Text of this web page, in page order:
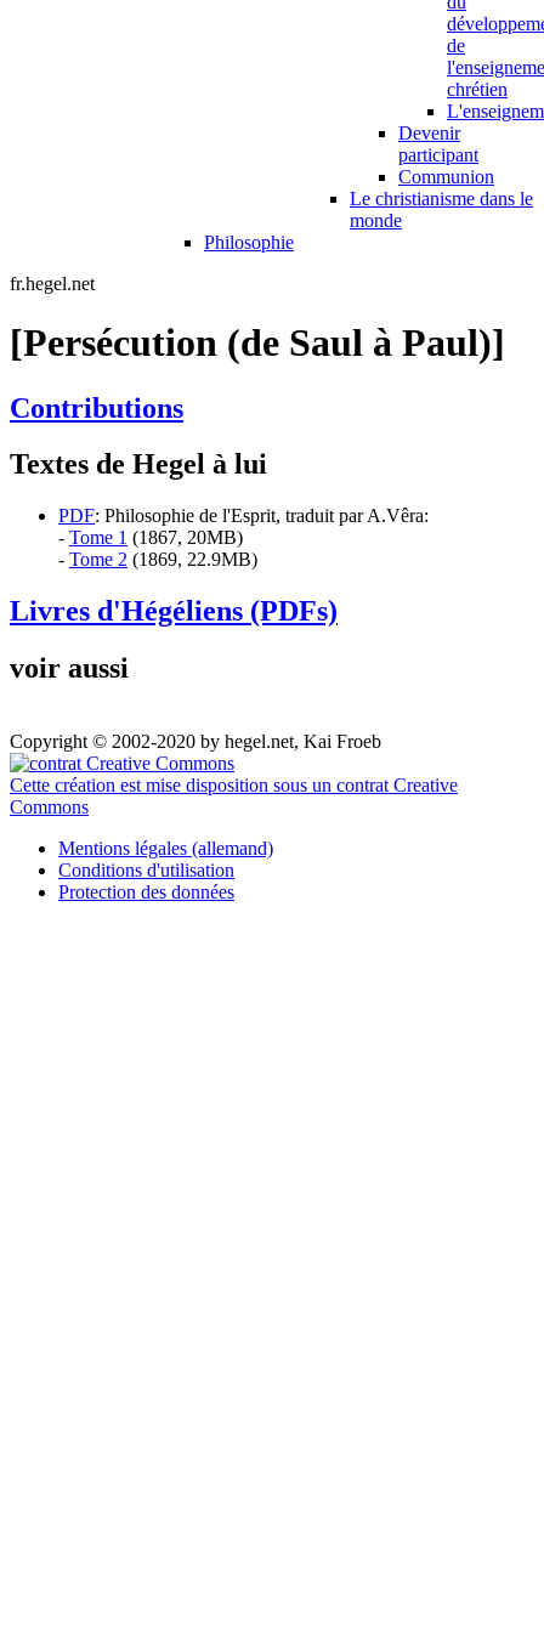
de
chrétien
Devenir
participant
Communion
Le christianisme dans le
monde
Philosophie
fr.hegel.net
[Persécution (de Saul à Paul)]
Contributions
Textes de Hegel à lui
PDF: Philosophie de l'Esprit, traduit par A.Vêra:
- Tome 1 (1867, 20MB)
- Tome 2 (1869, 22.9MB)
Livres d'Hégéliens (PDFs)
voir aussi
Copyright © 2002-2020 by hegel.net, Kai Froeb
Cette création est mise disposition sous un contrat Creative
Commons
Mentions légales (allemand)
Conditions d'utilisation
Protection des données